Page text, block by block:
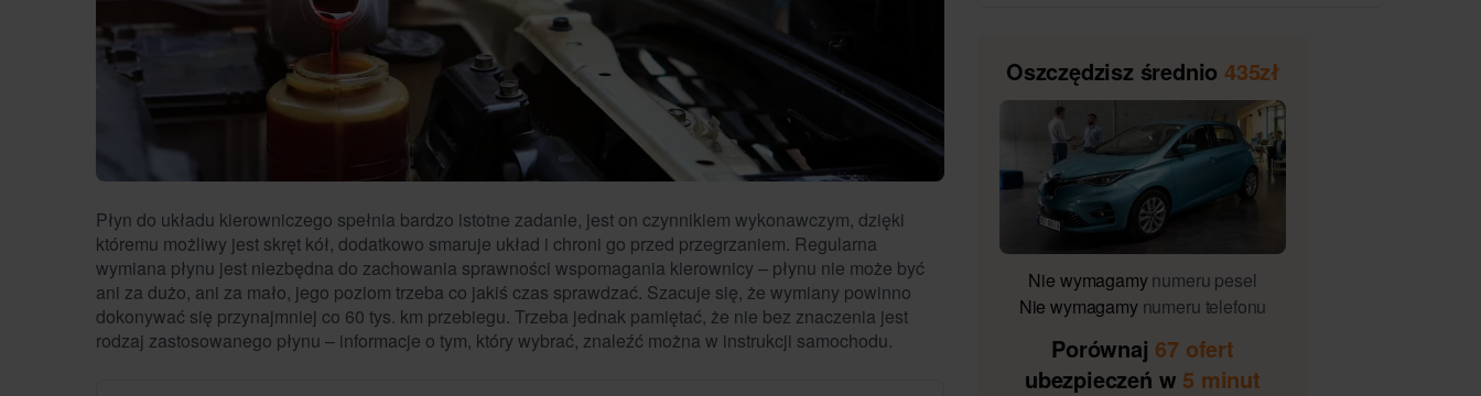
Płyn do układu kierowniczego spełnia bardzo istotne zadanie, jest on czynnikiem wykonawczym, dzięki
któremu możliwy jest skręt kół, dodatkowo smaruje układ i chroni go przed przegrzaniem. Regularna
wymiana płynu jest niezbędna do zachowania sprawności wspomagania kierownicy – płynu nie może być
ani za dużo, ani za mało, jego poziom trzeba co jakiś czas sprawdzać. Szacuje się, że wymiany powinno
dokonywać się przynajmniej co 60 tys. km przebiegu. Trzeba jednak pamiętać, że nie bez znaczenia jest
rodzaj zastosowanego płynu – informacje o tym, który wybrać, znaleźć można w instrukcji samochodu.
Oszczędzisz średnio 435zł
Nie wymagamynumeru pesel
Nie wymagamynumeru telefonu
Porównaj 67 ofert
ubezpieczeń w 5 minut